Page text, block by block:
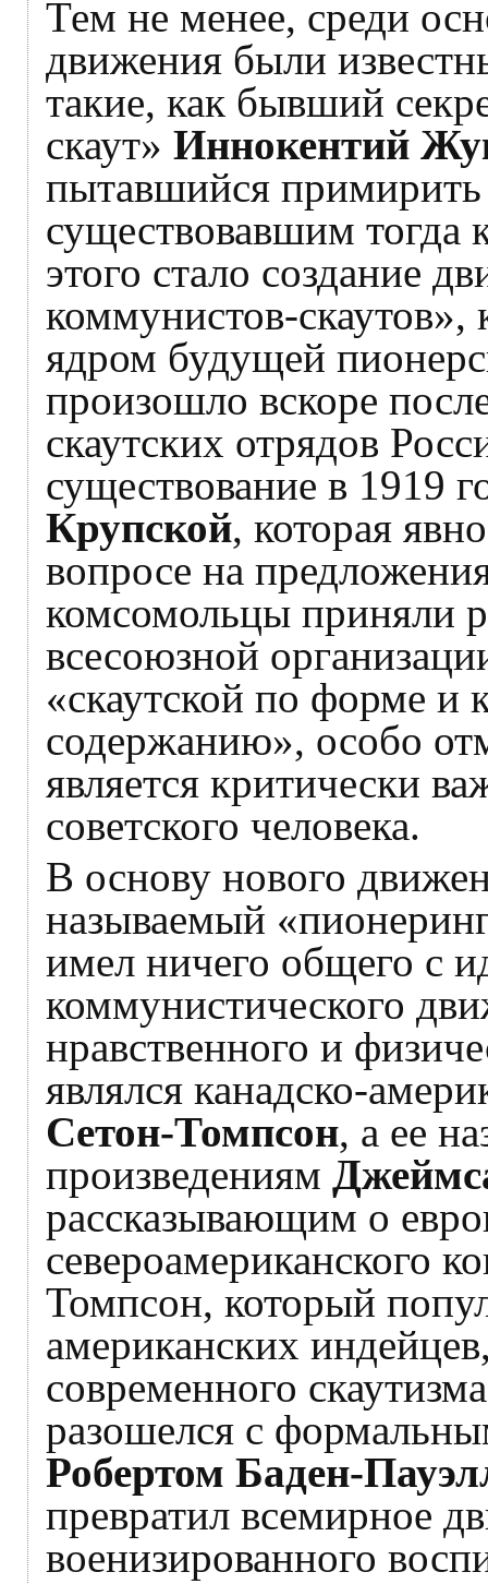
Тем не менее, среди
движения были
такие, как бывший
скаут» Иннокентий
пытавшийся примирить
существовавшим тогда
этого стало создание
коммунистов-скаутов»,
ядром будущей
произошло вскоре
скаутских отрядов
существование в 1919
Крупской, которая
вопросе на
комсомольцы приняли
всесоюзной
«скаутской по форме и
содержанию», особо
является критически
советского человека.
В основу нового
называемый
имел ничего общего с
коммунистического
нравственного и
являлся канадско-
Сетон-Томпсон, а ее
произведениям
рассказывающим о
североамериканского
Томпсон, который
американских
современного
разошелся с
Робертом Баден-
превратил всемирное
военизированного